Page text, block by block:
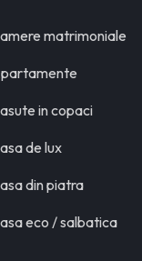
matrimoniale
in copaci
de lux
din piatra
eco / salbatica